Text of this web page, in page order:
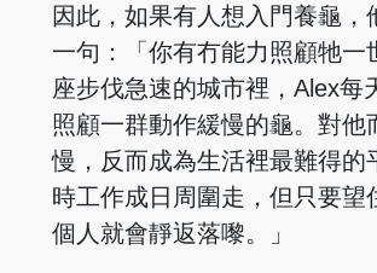
因此，如果有人想入門養龜，
一句：「你有冇能力照顧牠一
座步伐急速的城市裡，Alex每
照顧一群動作緩慢的龜。對他
慢，反而成為生活裡最難得的
時工作成日周圍走，但只要望
個人就會靜返落嚟。」